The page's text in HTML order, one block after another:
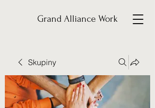
Grand Alliance Work
Skupiny